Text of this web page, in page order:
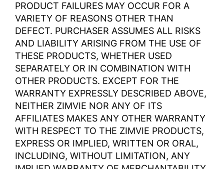
PRODUCT FAILURES MAY OCCUR FOR A
VARIETY OF REASONS OTHER THAN
DEFECT. PURCHASER ASSUMES ALL RISKS
AND LIABILITY ARISING FROM THE USE OF
THESE PRODUCTS, WHETHER USED
SEPARATELY OR IN COMBINATION WITH
OTHER PRODUCTS. EXCEPT FOR THE
WARRANTY EXPRESSLY DESCRIBED ABOVE,
NEITHER ZIMVIE NOR ANY OF ITS
AFFILIATES MAKES ANY OTHER WARRANTY
WITH RESPECT TO THE ZIMVIE PRODUCTS,
EXPRESS OR IMPLIED, WRITTEN OR ORAL,
INCLUDING, WITHOUT LIMITATION, ANY